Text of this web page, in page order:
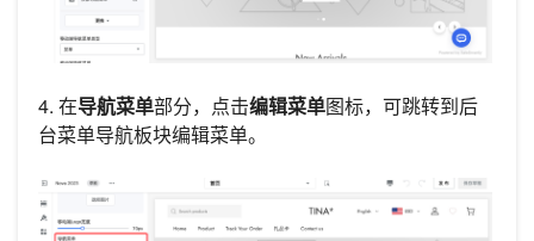
4. 在导航菜单部分，点击编辑菜单图标，可跳转到后
台菜单导航板块编辑菜单。